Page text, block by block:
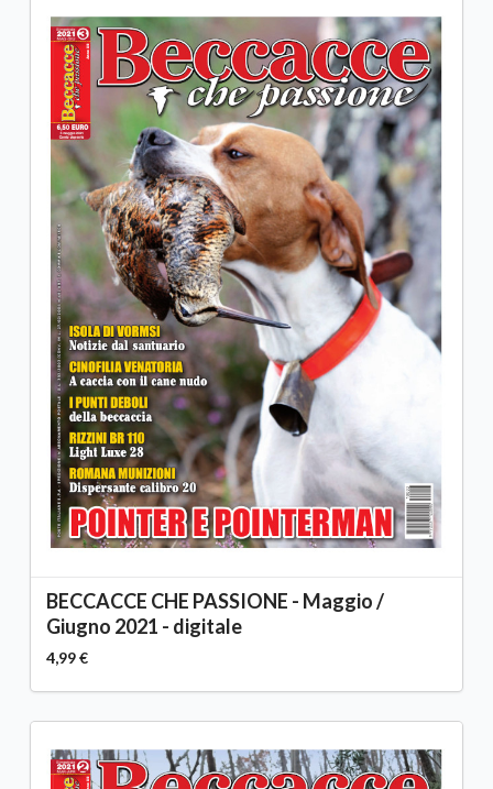
BECCACCE CHE PASSIONE - Maggio /
Giugno 2021 - digitale
4,99 €